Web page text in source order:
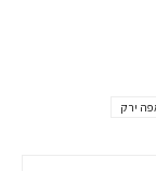
ירק